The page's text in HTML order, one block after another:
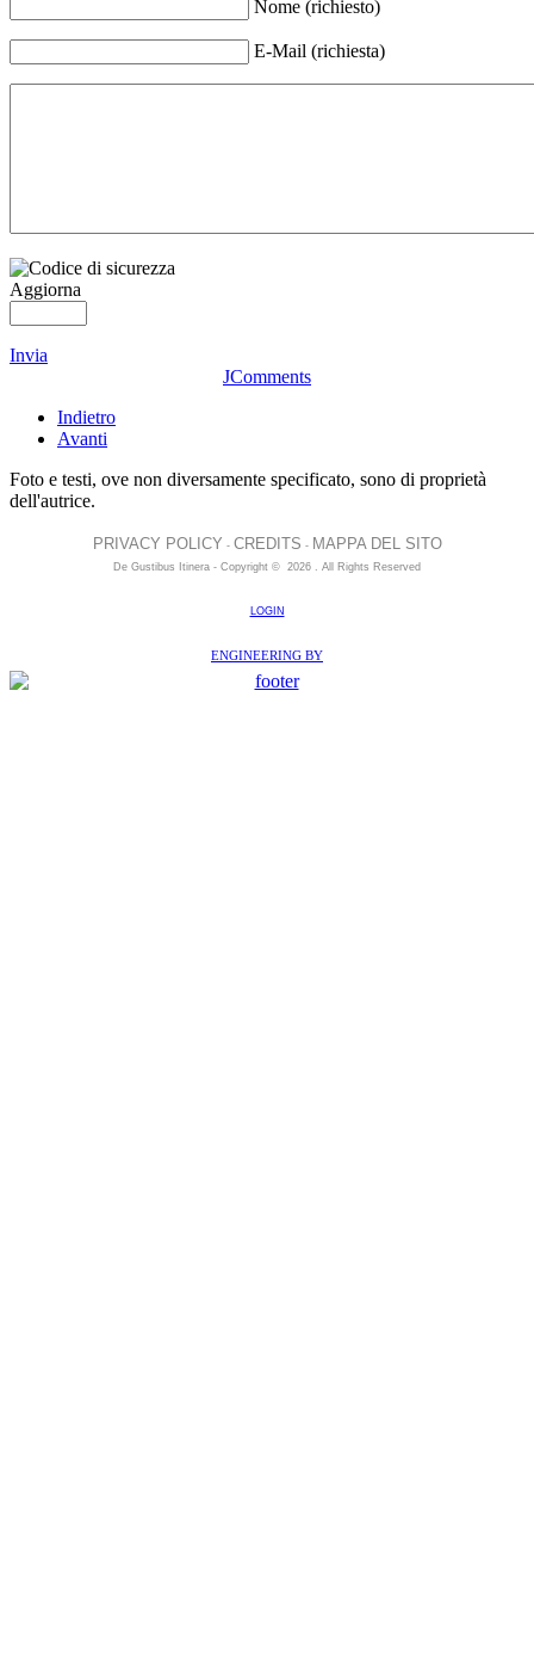
Nome (richiesto)
E-Mail (richiesta)
Aggiorna
Invia
JComments
Indietro
Avanti
Foto e testi, ove non diversamente specificato, sono di proprietà
dell'autrice.
PRIVACY POLICY - CREDITS - MAPPA DEL SITO
De Gustibus Itinera - Copyright © 2026 All Rights Reserved
LOGIN
ENGINEERING BY